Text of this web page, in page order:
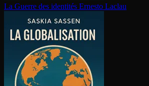
La Guerre des identités Ernesto Laclau